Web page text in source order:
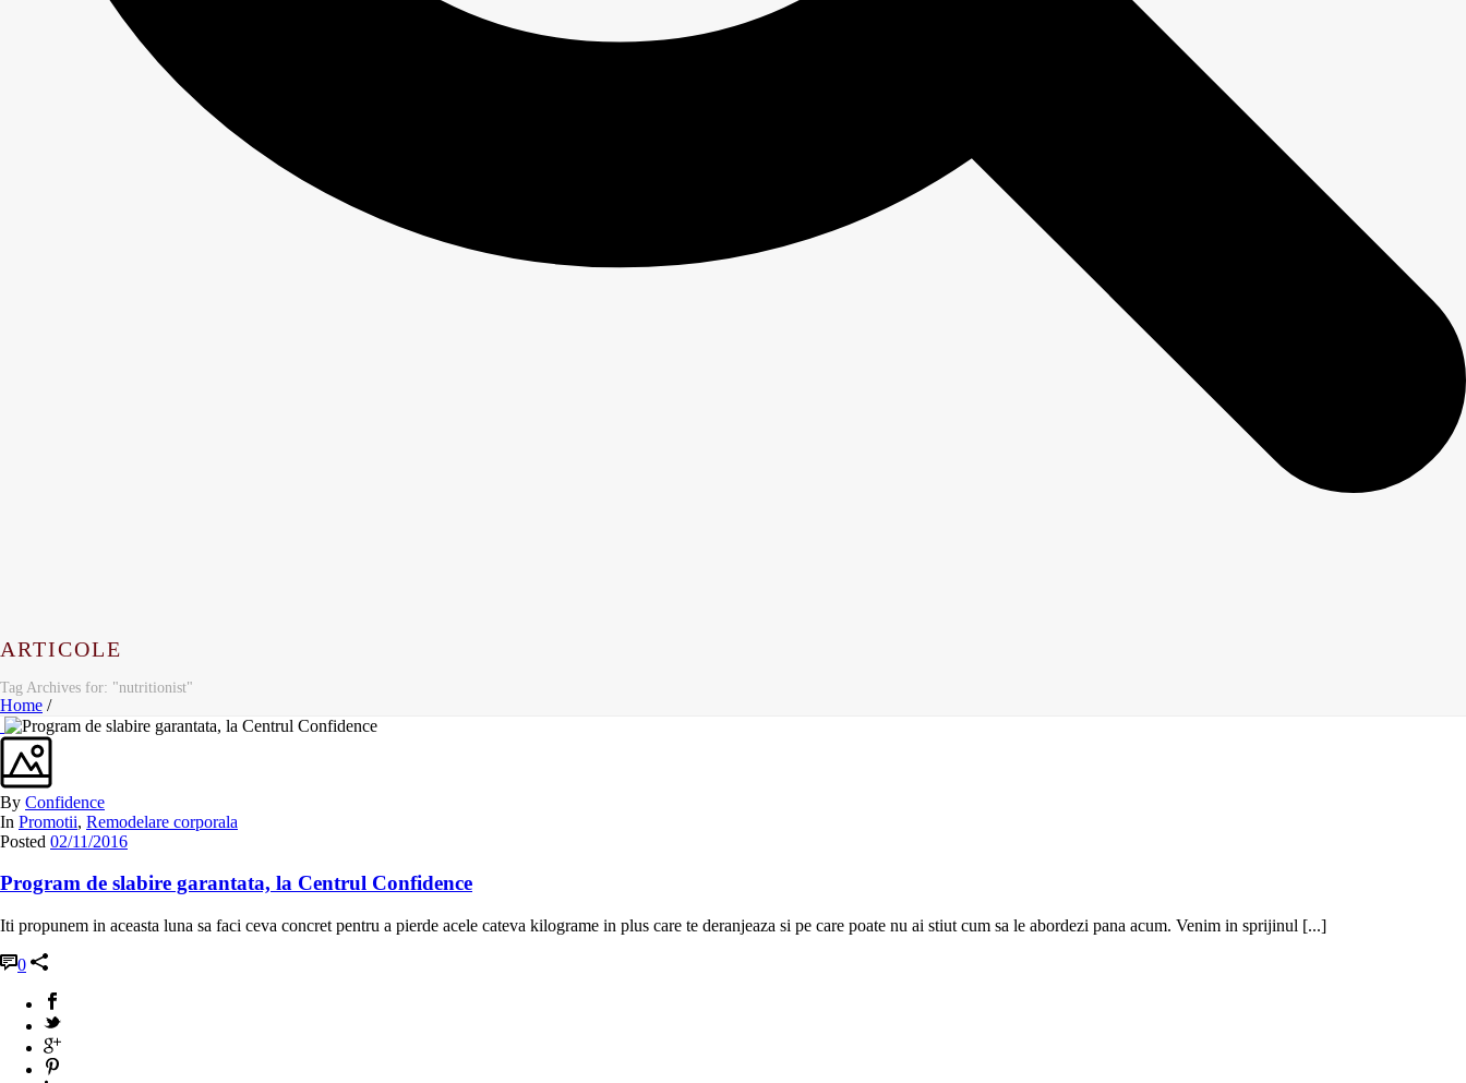
ARTICOLE
Tag Archives for: "nutritionist"
Home /
By Confidence
In Promotii, Remodelare corporala
Posted 02/11/2016
Program de slabire garantata, la Centrul Confidence
Iti propunem in aceasta luna sa faci ceva concret pentru a pierde acele cateva kilograme in plus care te deranjeaza si pe care poate nu ai stiut cum sa le abordezi pana acum. Venim in sprijinul [...]
0